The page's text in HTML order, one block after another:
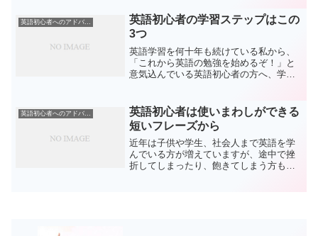
はないのですが、私はほとんど毎日のペ
ースで英語の勉強を重...
英語初心者へのアドバイス
英語初心者の学習ステップはこの
3つ
英語学習を何十年も続けている私から、
「これから英語の勉強を始めるぞ！」と
意気込んでいる英語初心者の方へ、学習
ばいけない3つのことです。1.目標を設定
するまず、何のために...
英語初心者へのアドバイス
英語初心者は使いまわしができる
短いフレーズから
近年は子供や学生、社会人まで英語を学
んでいる方が増えていますが、途中で挫
折してしまったり、飽きてしまう方も多